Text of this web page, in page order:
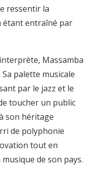
ressentir la
étant entraîné par
Massamba
palette musicale
par le jazz et le
toucher un public
son héritage
de polyphonie
tout en
de son pays.